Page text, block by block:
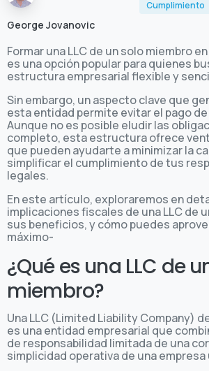
George Jovanovic
Cumplimiento
Formar una LLC de un solo miembro
es una opción popular para quienes
estructura empresarial flexible y
Sin embargo, un aspecto clave que
esta entidad permite evitar el pago
Aunque no es posible eludir las
completo, esta estructura ofrece
que pueden ayudarte a minimizar la
simplificar el cumplimiento de tus
legales.
En este artículo, exploraremos en
implicaciones fiscales de una LLC de
sus beneficios, y cómo puedes
máximo-
¿Qué es una LLC de
miembro?
Una LLC (Limited Liability Company)
es una entidad empresarial que
de responsabilidad limitada de una
simplicidad operativa de una empresa